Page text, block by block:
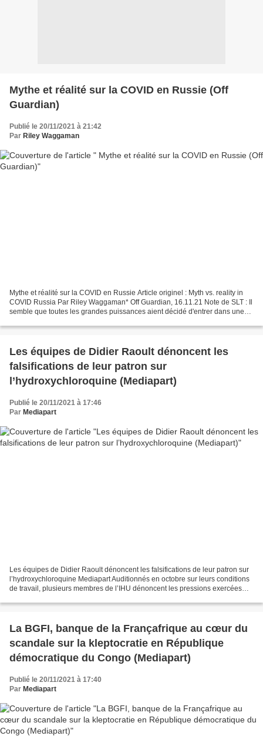
Mythe et réalité sur la COVID en Russie (Off
Guardian)
Publié le 20/11/2021 à 21:42
Par Riley Waggaman
Mythe et réalité sur la COVID en Russie Article originel : Myth vs. reality in
COVID Russia Par Riley Waggaman* Off Guardian, 16.11.21 Note de SLT : Il
semble que toutes les grandes puissances aient décidé d'entrer dans une
Les équipes de Didier Raoult dénoncent les
falsifications de leur patron sur
l’hydroxychloroquine (Mediapart)
Publié le 20/11/2021 à 17:46
Par Mediapart
Les équipes de Didier Raoult dénoncent les falsifications de leur patron sur
l’hydroxychloroquine Mediapart Auditionnés en octobre sur leurs conditions
de travail, plusieurs membres de l’IHU dénoncent les pressions exercées
La BGFI, banque de la Françafrique au cœur du
scandale sur la kleptocratie en République
démocratique du Congo (Mediapart)
Publié le 20/11/2021 à 17:40
Par Mediapart